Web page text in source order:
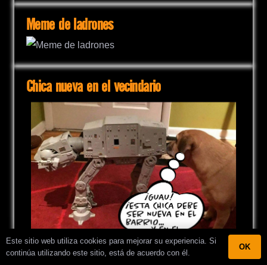
Meme de ladrones
Chica nueva en el vecindario
Este sitio web utiliza cookies para mejorar su experiencia. Si
continúa utilizando este sitio, está de acuerdo con él.
OK